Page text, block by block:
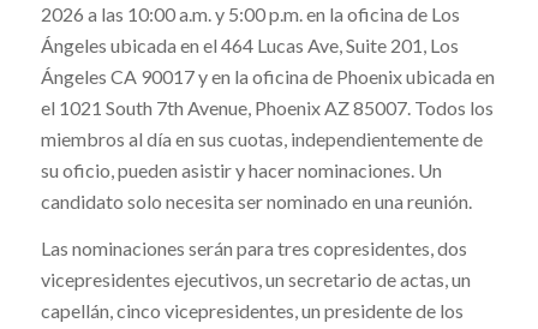
2026 a las 10:00 a.m. y 5:00 p.m. en la oficina de Los
Ángeles ubicada en el 464 Lucas Ave, Suite 201, Los
Ángeles CA 90017 y en la oficina de Phoenix ubicada en
el 1021 South 7th Avenue, Phoenix AZ 85007. Todos los
miembros al día en sus cuotas, independientemente de
su oficio, pueden asistir y hacer nominaciones. Un
candidato solo necesita ser nominado en una reunión.
Las nominaciones serán para tres copresidentes, dos
vicepresidentes ejecutivos, un secretario de actas, un
capellán, cinco vicepresidentes, un presidente de los